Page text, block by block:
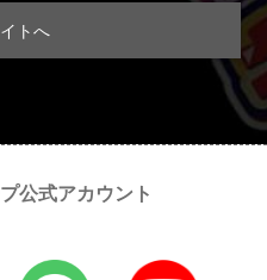
トへ
公式アカウント